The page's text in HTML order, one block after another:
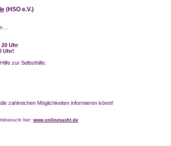
(HSO e.V.)
...
20 Uhr
Uhr!
zur Selbsthilfe.
zahlreichen Möglichkeiten informieren könnt!
hier: www.onlinesucht.de